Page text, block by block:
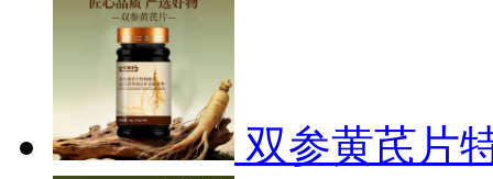
双参黄芪片